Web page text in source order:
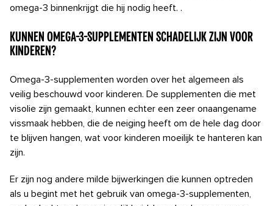
omega-3 binnenkrijgt die hij nodig heeft. .
Kunnen omega-3-supplementen schadelijk zijn voor
kinderen?
Omega-3-supplementen worden over het algemeen als
veilig beschouwd voor kinderen. De supplementen die met
visolie zijn gemaakt, kunnen echter een zeer onaangename
vissmaak hebben, die de neiging heeft om de hele dag door
te blijven hangen, wat voor kinderen moeilijk te hanteren kan
zijn.
Er zijn nog andere milde bijwerkingen die kunnen optreden
als u begint met het gebruik van omega-3-supplementen,